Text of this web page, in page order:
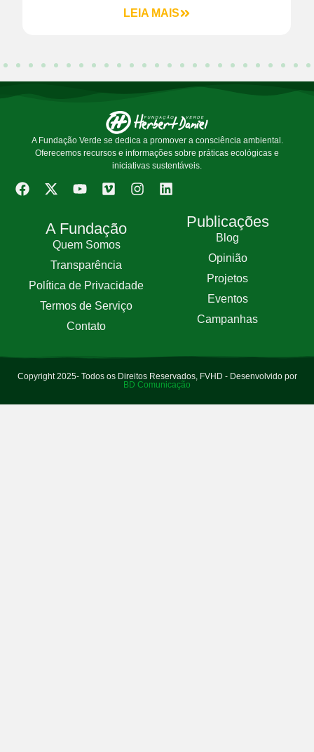
LEIA MAIS
A Fundação Verde se dedica a promover a consciência ambiental.
Oferecemos recursos e informações sobre práticas ecológicas e
iniciativas sustentáveis.
A Fundação
Quem Somos
Transparência
Política de Privacidade
Termos de Serviço
Contato
Publicações
Blog
Opinião
Projetos
Eventos
Campanhas
Copyright 2025- Todos os Direitos Reservados, FVHD - Desenvolvido por
BD Comunicação